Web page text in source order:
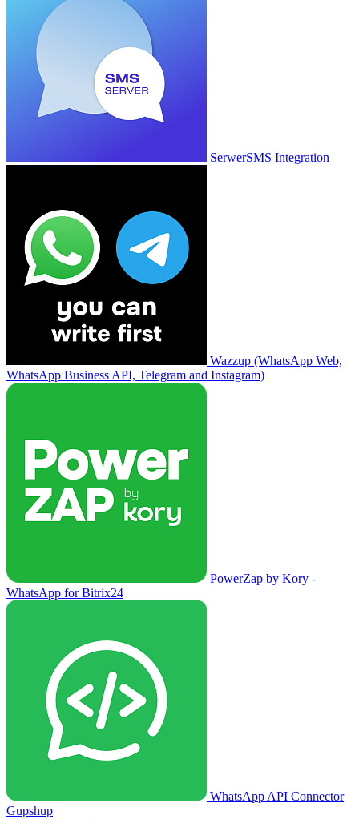
SerwerSMS Integration
Wazzup (WhatsApp Web,
WhatsApp Business API, Telegram and Instagram)
PowerZap by Kory -
WhatsApp for Bitrix24
WhatsApp API Connector
Gupshup